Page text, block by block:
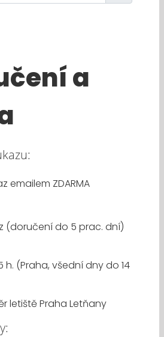
a
emailem ZDARMA
(doručení do 5 prac. dní)
h. (Praha, všední dny do 14
letiště Praha Letňany